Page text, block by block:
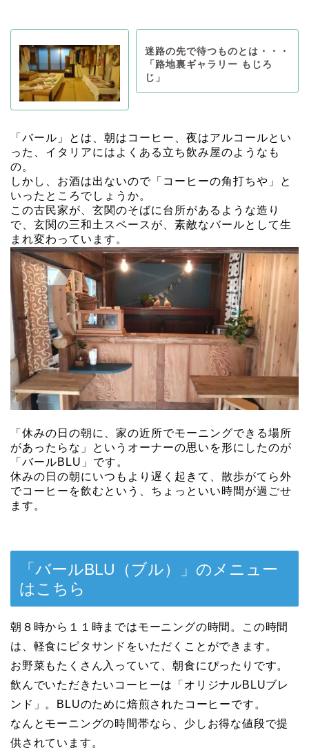
迷路の先で待つものとは・・・
「路地裏ギャラリー もじろ
じ」
「バール」とは、朝はコーヒー、夜はアルコールとい
った、イタリアにはよくある立ち飲み屋のようなも
の。
しかし、お酒は出ないので「コーヒーの角打ちや」と
いったところでしょうか。
この古民家が、玄関のそばに台所があるような造り
で、玄関の三和土スペースが、素敵なバールとして生
まれ変わっています。
「休みの日の朝に、家の近所でモーニングできる場所
があったらな」というオーナーの思いを形にしたのが
「バールBLU」です。
休みの日の朝にいつもより遅く起きて、散歩がてら外
でコーヒーを飲むという、ちょっといい時間が過ごせ
ます。
「バールBLU（ブル）」のメニュー
はこちら
朝８時から１１時まではモーニングの時間。この時間
は、軽食にピタサンドをいただくことができます。
お野菜もたくさん入っていて、朝食にぴったりです。
飲んでいただきたいコーヒーは「オリジナルBLUブレ
ンド」。BLUのために焙煎されたコーヒーです。
なんとモーニングの時間帯なら、少しお得な値段で提
供されています。